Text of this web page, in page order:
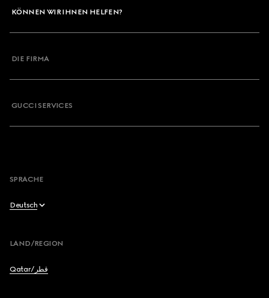
KÖNNEN WIR IHNEN HELFEN?
DIE FIRMA
GUCCI SERVICES
SPRACHE
Deutsch
عربي
LAND/REGION
Qatar/قطر